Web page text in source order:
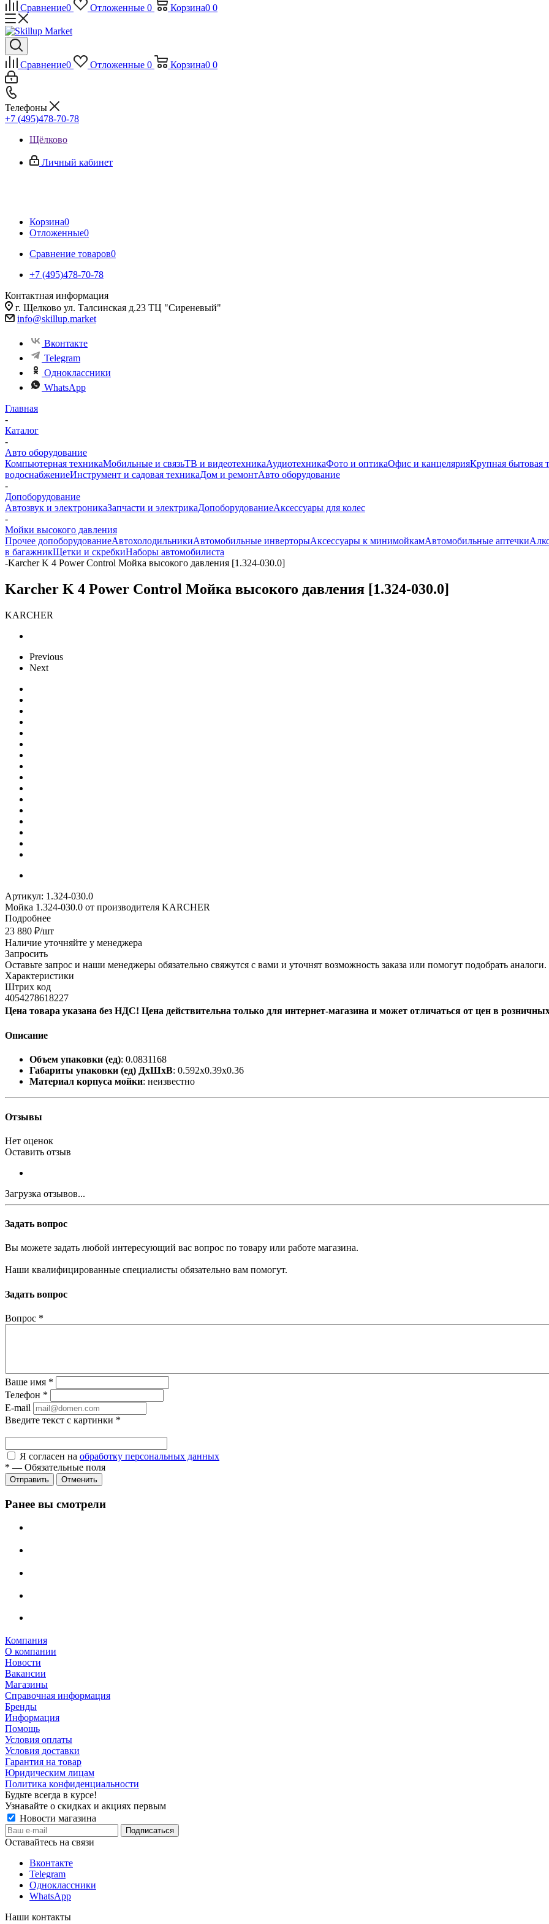
Сравнение0 Отложенные 0 Корзина0 0
Сравнение0 Отложенные 0 Корзина0 0
Телефоны
+7 (495)478-70-78
Щёлково
Личный кабинет
Корзина0
Отложенные0
Сравнение товаров0
+7 (495)478-70-78
Контактная информация
г. Щелково ул. Талсинская д.23 ТЦ "Сиреневый"
info@skillup.market
Вконтакте
Telegram
Одноклассники
WhatsApp
Главная
-
Каталог
-
Авто оборудование
Компьютерная техникаМобильные и связьТВ и видеотехникаАудиотехникаФото и оптикаОфис и канцелярияКрупная бытовая
водоснабжениеИнструмент и садовая техникаДом и ремонтАвто оборудование
-
Допоборудование
Автозвук и электроникаЗапчасти и электрикаДопоборудованиеАксессуары для колес
-
Мойки высокого давления
Прочее допоборудованиеАвтохолодильникиАвтомобильные инверторыАксессуары к минимойкамАвтомобильные аптечки
в багажникЩетки и скребкиНаборы автомобилиста
-Karcher K 4 Power Control Мойка высокого давления [1.324-030.0]
Karcher K 4 Power Control Мойка высокого давления [1.324-030.0]
KARCHER
Previous
Next
Артикул: 1.324-030.0
Мойка 1.324-030.0 от производителя KARCHER
Подробнее
23 880 ₽/шт
Наличие уточняйте у менеджера
Запросить
Оставьте запрос и наши менеджеры обязательно свяжутся с вами и уточнят возможность заказа или помогут подобрать аналоги.
Характеристики
Штрих код
4054278618227
Цена товара указана без НДС! Цена действительна только для интернет-магазина и может отличаться от цен в
Описание
Объем упаковки (ед): 0.0831168
Габариты упаковки (ед) ДхШхВ: 0.592x0.39x0.36
Материал корпуса мойки: неизвестно
Отзывы
Нет оценок
Оставить отзыв
Загрузка отзывов...
Задать вопрос
Вы можете задать любой интересующий вас вопрос по товару или работе магазина.
Наши квалифицированные специалисты обязательно вам помогут.
Задать вопрос
Вопрос *
Ваше имя *
Телефон *
E-mail
Введите текст с картинки *
Я согласен на обработку персональных данных
* — Обязательные поля
Отправить Отменить
Ранее вы смотрели
Компания
О компании
Новости
Вакансии
Магазины
Справочная информация
Бренды
Информация
Помощь
Условия оплаты
Условия доставки
Гарантия на товар
Юридическим лицам
Политика конфиденциальности
Будьте всегда в курсе!
Узнавайте о скидках и акциях первым
Новости магазина
Оставайтесь на связи
Вконтакте
Telegram
Одноклассники
WhatsApp
Наши контакты